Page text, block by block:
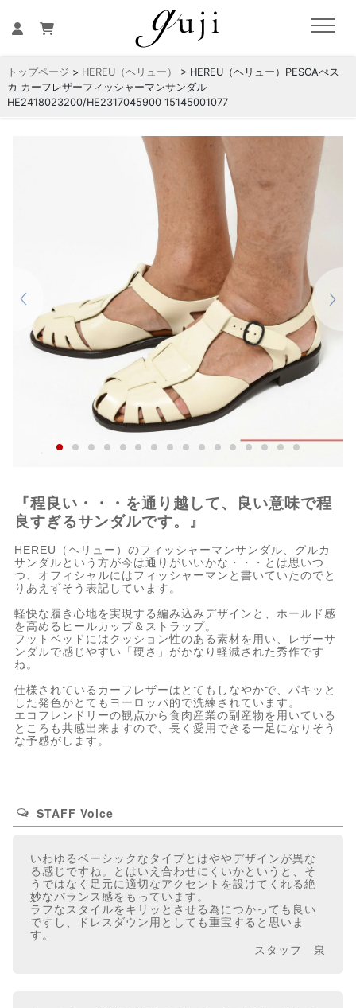
トップページ > HEREU（ヘリュー）
> HEREU（ヘリュー）PESCAぺス
カ カーフレザーフィッシャーマンサンダル
HE2418023200/HE2317045900 15145001077
『程良い・・・を通り越して、良い意味で程
良すぎるサンダルです。』
HEREU（ヘリュー）のフィッシャーマンサンダル、グルカ
サンダルという方が今は通りがいいかな・・・とは思いつ
つ、オフィシャルにはフィッシャーマンと書いていたのでと
りあえずそう表記しています。
軽快な履き心地を実現する編み込みデザインと、ホールド感
を高めるヒールカップ＆ストラップ。
フットベッドにはクッション性のある素材を用い、レザーサ
ンダルで感じやすい「硬さ」がかなり軽減された秀作です
ね。
仕様されているカーフレザーはとてもしなやかで、パキッと
した発色がとてもヨーロッパ的で洗練されています。
エコフレンドリーの観点から食肉産業の副産物を用いている
ところも共感出来ますので、長く愛用できる一足になりそう
な予感がします。
STAFF Voice
いわゆるベーシックなタイプとはややデザインが異な
る感じですね。とはいえ合わせにくいかというと、そ
うではなく足元に適切なアクセントを設けてくれる絶
妙なバランス感をもっています。
ラフなスタイルをキリッとさせる為につかっても良い
ですし、ドレスダウン用としても重宝すると思いま
す。
スタッフ 泉